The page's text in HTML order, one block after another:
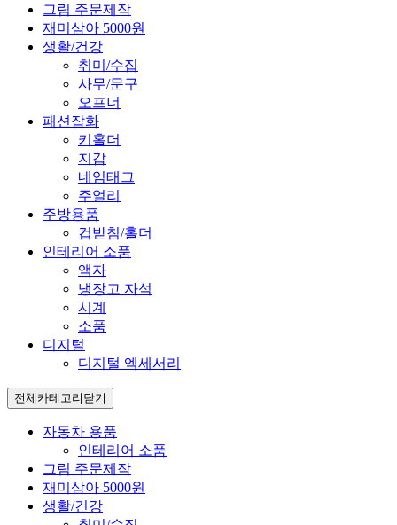
그림 주문제작
재미삼아 5000원
생활/건강
취미/수집
사무/문구
오프너
패션잡화
키홀더
지갑
네임태그
주얼리
주방용품
컵받침/홀더
인테리어 소품
액자
냉장고 자석
시계
소품
디지털
디지털 엑세서리
전체카테고리 닫기
자동차 용품
인테리어 소품
그림 주문제작
재미삼아 5000원
생활/건강